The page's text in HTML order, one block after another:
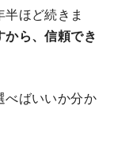
ほど続きま
ら、信頼でき
べばいいか分か